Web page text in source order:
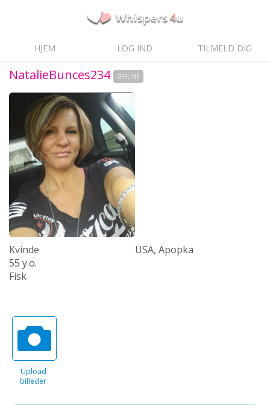
HJEM LOG IND TILMELD DIG
NatalieBunces234 OFFLINE
Kvinde
55 y.o.
Fisk
USA, Apopka
Upload
billeder